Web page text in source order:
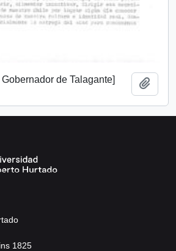
de Talagante]
1825